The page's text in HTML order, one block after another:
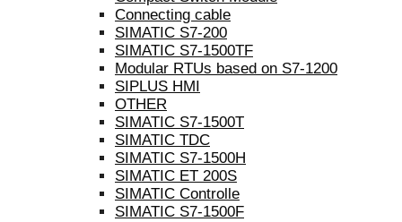
Connecting cable
SIMATIC S7-200
SIMATIC S7-1500TF
Modular RTUs based on S7-1200
SIPLUS HMI
OTHER
SIMATIC S7-1500T
SIMATIC TDC
SIMATIC S7-1500H
SIMATIC ET 200S
SIMATIC Controlle
SIMATIC S7-1500F